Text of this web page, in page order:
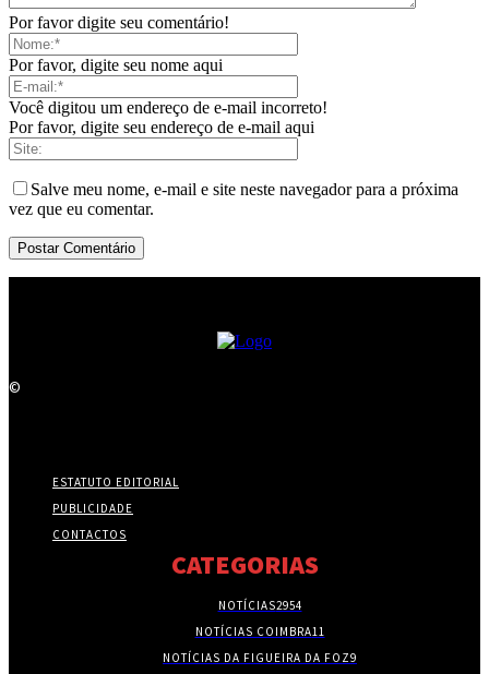
Por favor digite seu comentário!
Por favor, digite seu nome aqui
Você digitou um endereço de e-mail incorreto!
Por favor, digite seu endereço de e-mail aqui
Salve meu nome, e-mail e site neste navegador para a próxima
vez que eu comentar.
©
ESTATUTO EDITORIAL
PUBLICIDADE
CONTACTOS
CATEGORIAS
NOTÍCIAS2954
NOTÍCIAS COIMBRA11
NOTÍCIAS DA FIGUEIRA DA FOZ9